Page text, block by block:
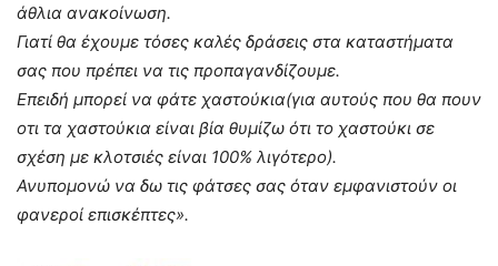
άθλια ανακοίνωση.
Γιατί θα έχουμε τόσες καλές δράσεις στα καταστήματα
σας που πρέπει να τις προπαγανδίζουμε.
Επειδή μπορεί να φάτε χαστούκια(για αυτούς που θα πουν
οτι τα χαστούκια είναι βία θυμίζω ότι το χαστούκι σε
σχέση με κλοτσιές είναι 100% λιγότερο).
Ανυπομονώ να δω τις φάτσες σας όταν εμφανιστούν οι
φανεροί επισκέπτες».